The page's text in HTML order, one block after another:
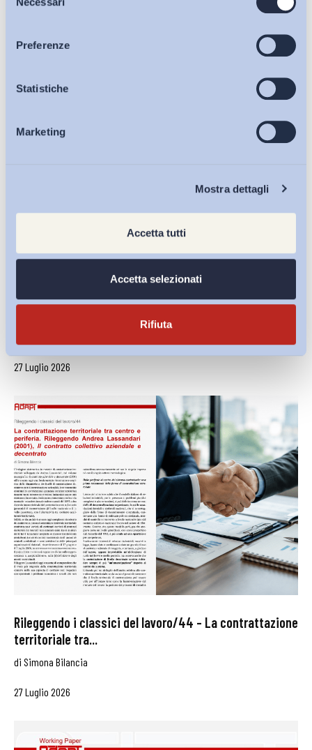
del
Preferenze
Statistiche
Marketing
Mostra dettagli
Accetta tutti
Accetta selezionati
Rifiuta
Articoli
Osservatori
Eventi
27 Luglio 2026
Partecipazione gestionale e regolamento unilaterale
27 Luglio 2026
Rileggendo i classici del lavoro/44 – La contrattazione
territoriale tra...
di Simona Bilancia
27 Luglio 2026